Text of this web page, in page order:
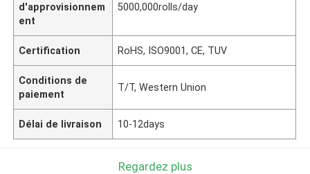
d'approvisionnem
ent
5000,000rolls/day
Certification RoHS, ISO9001, CE, TUV
Conditions de
paiement
T/T, Western Union
Délai de livraison 10-12days
Regardez plus